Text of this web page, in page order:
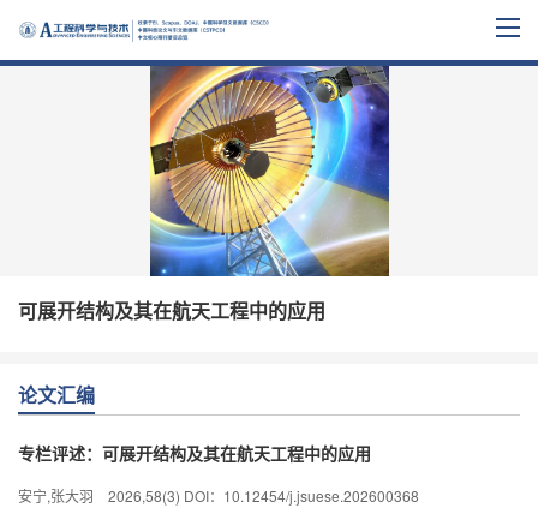
可展开结构及其在航天工程中的应用
论文汇编
专栏评述：可展开结构及其在航天工程中的应用
安宁,张大羽 2026,58(3) DOI：10.12454/j.jsuese.202600368